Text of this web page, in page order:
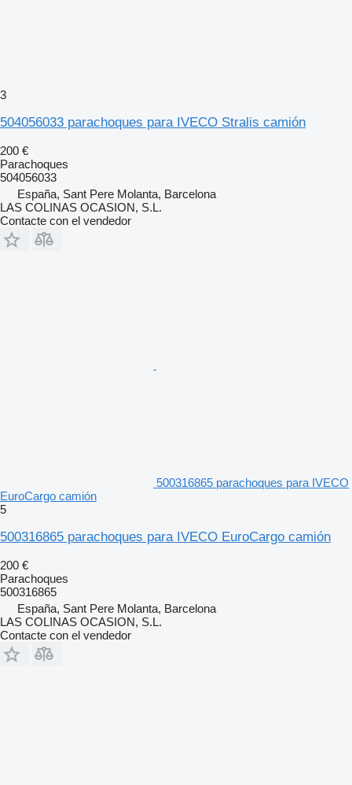
3
504056033 parachoques para IVECO Stralis camión
200 €
Parachoques
504056033
España, Sant Pere Molanta, Barcelona
LAS COLINAS OCASION, S.L.
Contacte con el vendedor
500316865 parachoques para IVECO
EuroCargo camión
5
500316865 parachoques para IVECO EuroCargo camión
200 €
Parachoques
500316865
España, Sant Pere Molanta, Barcelona
LAS COLINAS OCASION, S.L.
Contacte con el vendedor